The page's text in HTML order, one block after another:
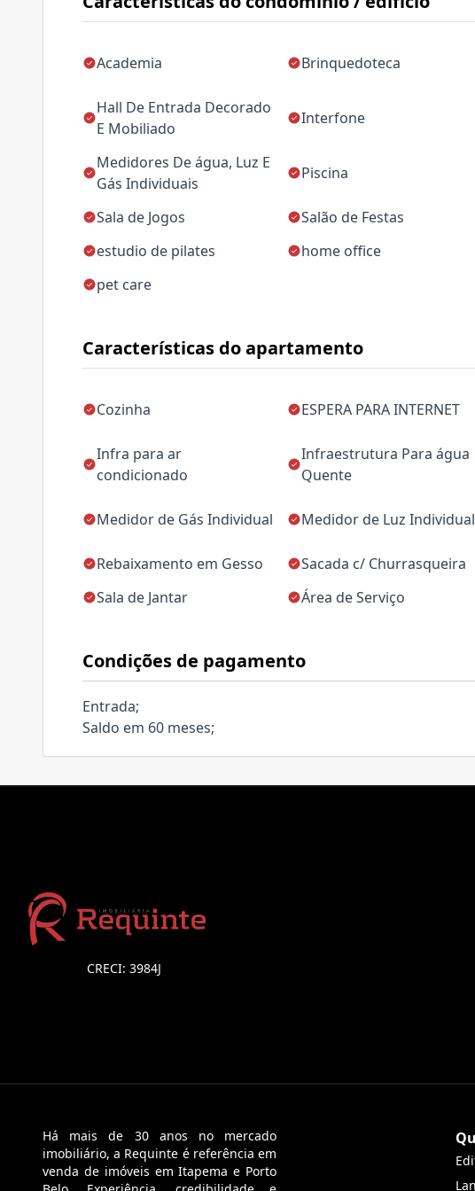
Academia Brinquedoteca
Hall De Entrada Decorado
E Mobiliado
Interfone
Medidores De água, Luz E
Gás Individuais
Piscina
Sala de Jogos Salão de Festas
estudio de pilates
home office
pet care
Características do apartamento
Cozinha ESPERA PARA INTERNET
Infra para ar
condicionado
Infraestrutura Para água
Quente
Medidor de Gás Individual Medidor de Luz Individual
Rebaixamento em Gesso
Sacada c/ Churrasqueira
Sala de Jantar
Área de Serviço
Condições de pagamento
Entrada;
Saldo em 60 meses;
CRECI: 3984J
Há mais de 30 anos no mercado
imobiliário, a Requinte é referência em
venda de imóveis em Itapema e Porto